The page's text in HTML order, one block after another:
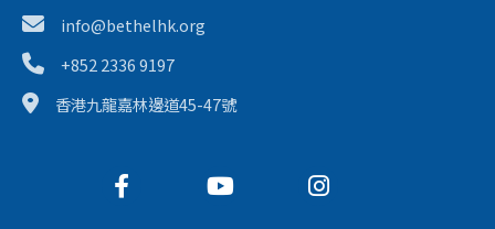
info@bethelhk.org
+852 2336 9197
香港九龍嘉林邊道45-47號